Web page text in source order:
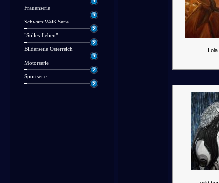
Frauenserie
Schwarz Weiß Serie
"Stilles-Leben"
Bilderserie Österreich
Motorserie
Sportserie